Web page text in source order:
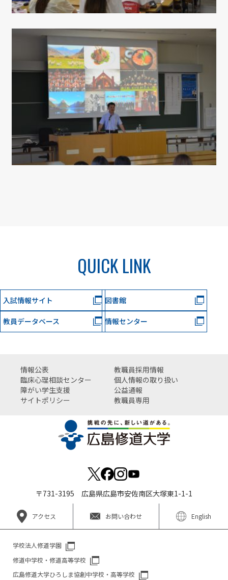
QUICK LINK
入試情報サイト 図書館
教員データベース 情報センター
情報公表
教職員採用情報
臨床心理相談センター
個人情報の取り扱い
障がい学生支援
公益通報
サイトポリシー
教職員専用
〒731-3195 広島県広島市安佐南区大塚東1-1-1
アクセス お問い合わせ English
学校法人修道学園
修道中学校・修道高等学校
広島修道大学ひろしま協創中学校・高等学校